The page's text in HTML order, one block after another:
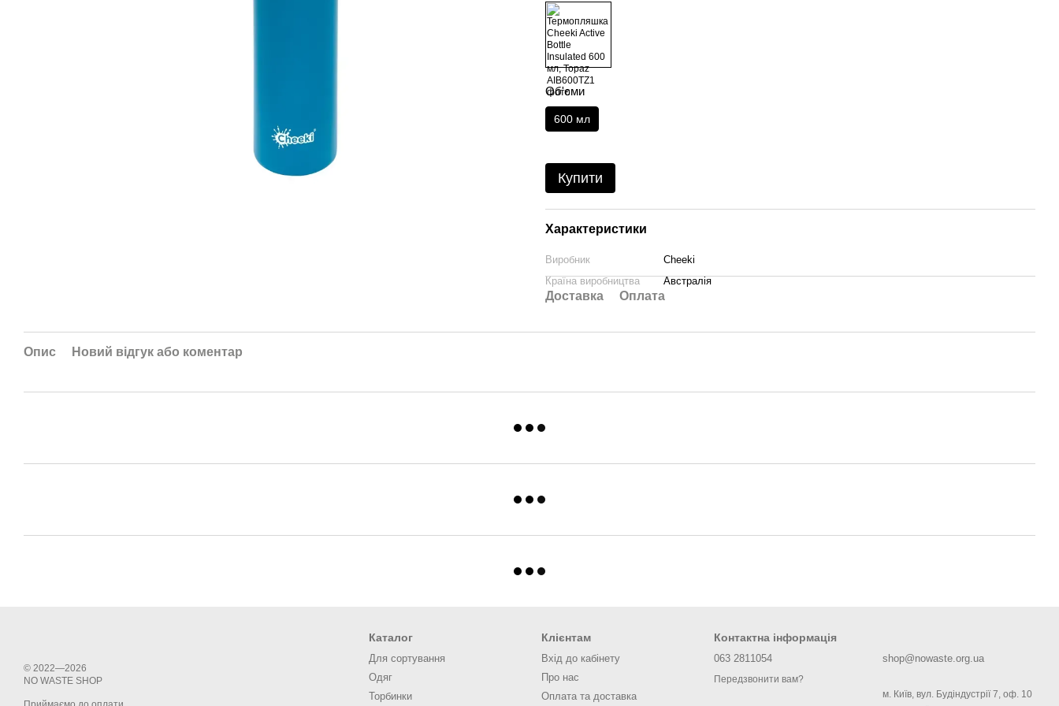
Об'єми
600 мл
Купити
Характеристики
Виробник
Cheeki
Країна виробництва
Австралія
Доставка Оплата
Опис Новий відгук або коментар
© 2022—2026
NО WASTE SHOP
Каталог
Для сортування
Одяг
Торбинки
Клієнтам
Вхід до кабінету
Про нас
Оплата та доставка
Контактна інформація
063 2811054
Передзвонити вам?
shop@nowaste.org.ua
м. Київ, вул. Будіндустрії 7, оф. 10